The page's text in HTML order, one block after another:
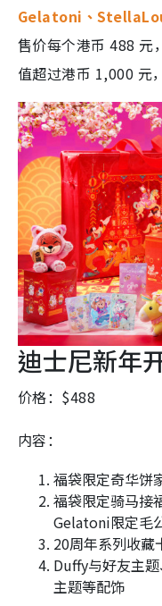
Gelatoni、
售价每个港币 488 元
值超过港币 1,000 元
迪士尼新年
价格：$488
内容：
福袋限定奇华饼
福袋限定骑马
Gelatoni限定毛
20周年系列收藏
Duffy与好友主
主题等配饰